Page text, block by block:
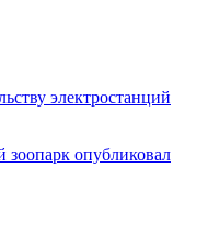
электростанций
зоопарк опубликовал